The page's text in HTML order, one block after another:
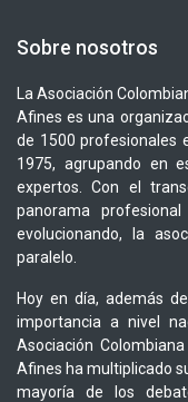
Sobre nosotros
La Asociación
Afines es una
de 1500 profesionales
1975, agrupando en
expertos. Con el
panorama
evolucionando, la
paralelo.
Hoy en día, además
importancia a nivel
Asociación
Afines ha multiplicado
mayoría de los